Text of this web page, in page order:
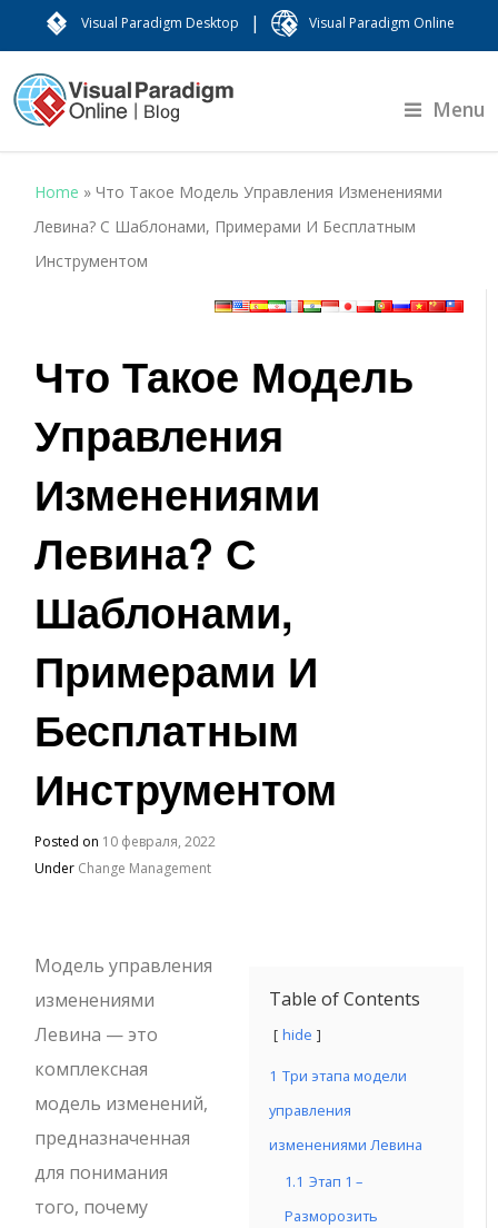
Visual Paradigm Desktop | Visual Paradigm Online
Menu
Home »Что Такое Модель Управления Изменениями
Левина? С Шаблонами, Примерами И Бесплатным
Инструментом
Что Такое Модель
Управления
Изменениями
Левина? С
Шаблонами,
Примерами И
Бесплатным
Инструментом
Posted on 10 февраля, 2022
Under Change Management
Table of Contents
hide
1 Три этапа модели
управления
изменениями Левина
1.1 Этап 1 –
Разморозить
Модель управления
изменениями
Левина — это
комплексная
модель изменений,
предназначенная
для понимания
того, почему